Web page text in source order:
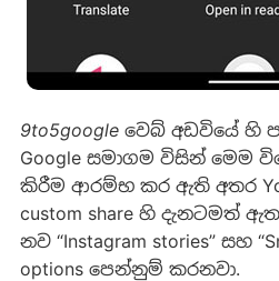
9to5google වෙබ් අඩවියේහි
Google සමාගම විසින් මෙම
කිරීම ආරම්භ කර ඇති අතර
custom share හි දැනටමත්
නව “Instagram stories” සහ
options පෙන්නුම් කරනවා.